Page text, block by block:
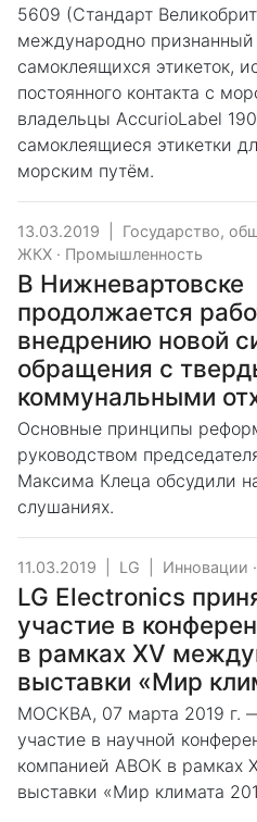
5609 (Стандарт
международно признанный
самоклеящихся этикеток,
постоянного контакта с
владельцы AccurioLabel
самоклеящиеся этикетки
морским путём.
13.03.2019 Государство,
ЖКХ · Промышленность
В Нижневартовске
продолжается
внедрению новой
обращения с
коммунальными
Основные принципы
руководством
Максима Клеца обсудили
слушаниях.
11.03.2019 LG Инновации ·
LG Electronics
участие в
в рамках XV
выставки «Мир
МОСКВА, 07 марта 2019 г.
участие в научной
компанией АВОК в рамках
выставки «Мир климата